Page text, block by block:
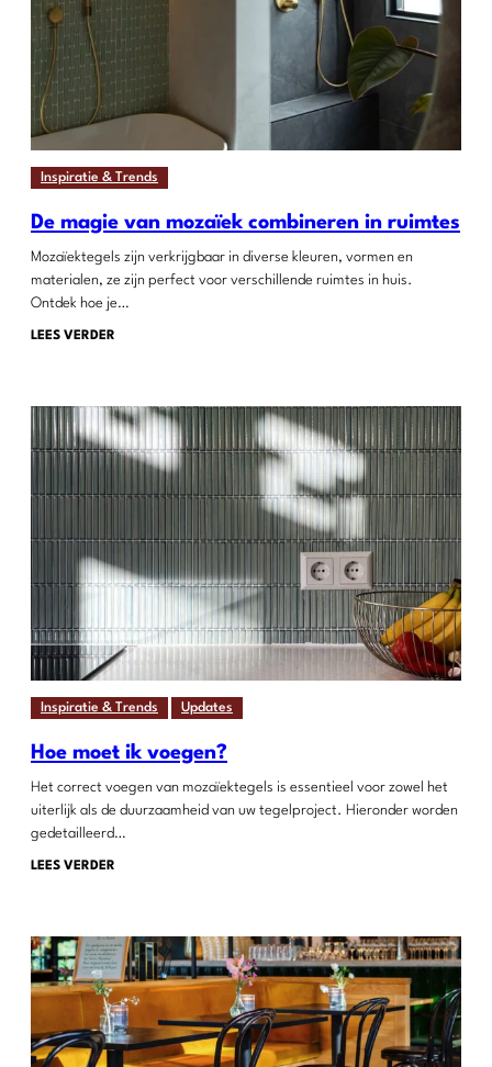
Inspiratie & Trends
De magie van mozaïek combineren in ruimtes
Mozaïektegels zijn verkrijgbaar in diverse kleuren, vormen en
materialen, ze zijn perfect voor verschillende ruimtes in huis.
Ontdek hoe je…
LEES VERDER
Inspiratie & Trends Updates
Hoe moet ik voegen?
Het correct voegen van mozaïektegels is essentieel voor zowel het
uiterlijk als de duurzaamheid van uw tegelproject. Hieronder worden
gedetailleerd…
LEES VERDER